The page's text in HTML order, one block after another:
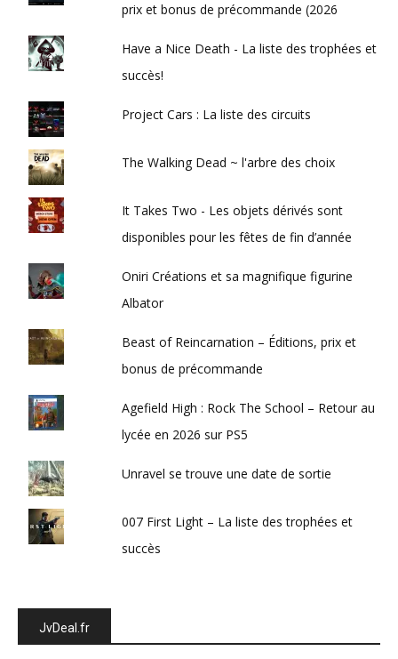
prix et bonus de précommande (2026
Have a Nice Death - La liste des trophées et
succès!
Project Cars : La liste des circuits
The Walking Dead ~ l'arbre des choix
It Takes Two - Les objets dérivés sont
disponibles pour les fêtes de fin d’année
Oniri Créations et sa magnifique figurine
Albator
Beast of Reincarnation – Éditions, prix et
bonus de précommande
Agefield High : Rock The School – Retour au
lycée en 2026 sur PS5
Unravel se trouve une date de sortie
007 First Light – La liste des trophées et
succès
JvDeal.fr